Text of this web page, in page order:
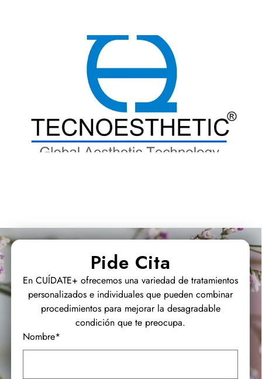
Pide Cita
En CUÍDATE+ ofrecemos una variedad de tratamientos
personalizados e individuales que pueden combinar
procedimientos para mejorar la desagradable
condición que te preocupa.
Nombre*